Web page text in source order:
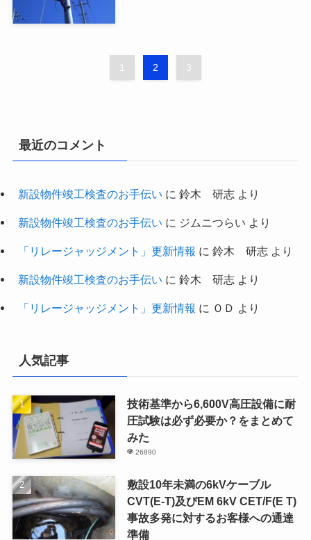
1 2 3
最近のコメント
新設物件竣工検査のお手伝い に 鈴木 研志より
新設物件竣工検査のお手伝い に ジムニつらい より
「リレージャッジメント」更新情報 に 鈴木 研志より
新設物件竣工検査のお手伝い に 鈴木 研志より
「リレージャッジメント」更新情報 に ＯＤ より
人気記事
技術基準から6,600V高圧設備に耐
圧試験は必ず必要か？をまとめて
みた
26890
敷設10年未満の6kVケーブル
CVT(E-T)及びEM 6kV CET/F(E T)
事故多発に対するお客様への通達
準備